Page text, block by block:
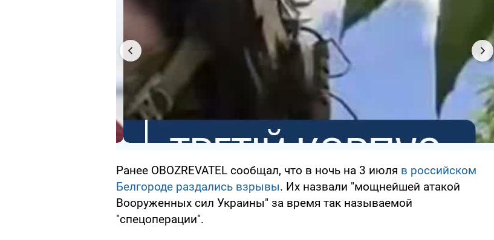
Ранее OBOZREVATEL сообщал, что в ночь на 3 июля в российском
Белгороде раздались взрывы. Их назвали "мощнейшей атакой
Вооруженных сил Украины" за время так называемой
"спецоперации".